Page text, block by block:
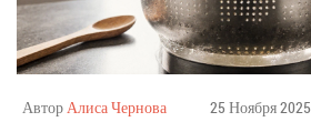
АвторАлиса Чернова 25 Ноября 2025